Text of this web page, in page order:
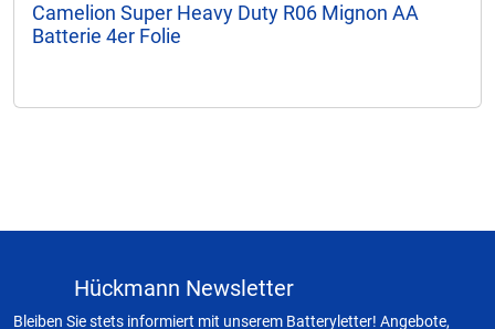
Camelion Super Heavy Duty R06 Mignon AA
Batterie 4er Folie
Hückmann Newsletter
Bleiben Sie stets informiert mit unserem Batteryletter! Angebote,